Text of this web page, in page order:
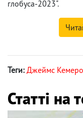
глобуса-2023".
Теги: Джеймс
Статті на